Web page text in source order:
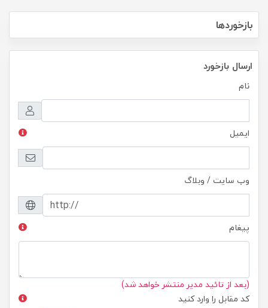
بازخوردها
ارسال بازخورد
نام
ایمیل
وب سایت / وبلاگ
پیغام
(بعد از تائید مدیر منتشر خواهد شد)
کد مقابل را وارد کنید